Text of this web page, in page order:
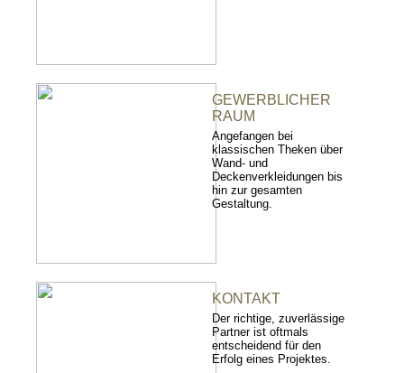
GEWERBLICHER
RAUM
Angefangen bei
klassischen Theken über
Wand- und
Deckenverkleidungen bis
hin zur gesamten
Gestaltung.
KONTAKT
Der richtige, zuverlässige
Partner ist oftmals
entscheidend für den
Erfolg eines Projektes.